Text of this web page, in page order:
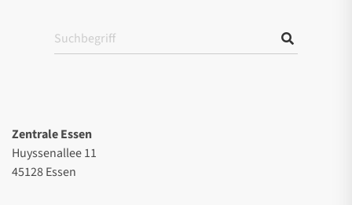
Zentrale Essen
Huyssenallee 11
45128 Essen